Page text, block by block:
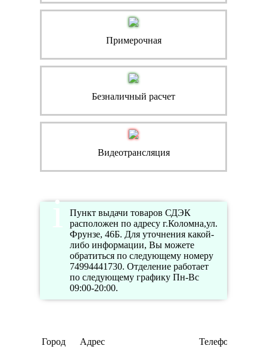
Примерочная
Безналичный расчет
Видеотрансляция
Пункт выдачи товаров СДЭК
расположен по адресу г.Коломна,ул.
Фрунзе, 46Б. Для уточнения какой-
либо информации, Вы можете
обратиться по следующему номеру
74994441730. Отделение работает
по следующему графику Пн-Вс
09:00-20:00.
Город Адрес Телефон